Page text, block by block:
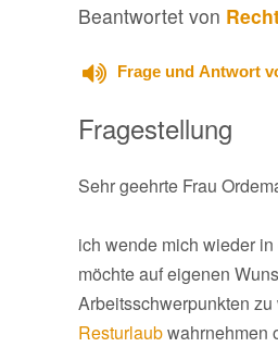
Beantwortet von
Frage und Antwort
Fragestellung
Sehr geehrte Frau
ich wende mich wieder
möchte auf eigenen
Arbeitsschwerpunkten
Resturlaubwahrnehmen